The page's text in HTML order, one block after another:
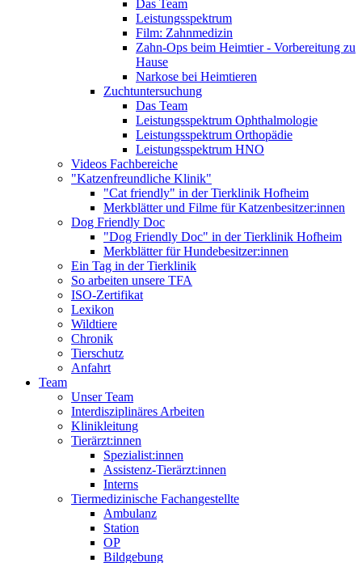
Das Team
Leistungsspektrum
Film: Zahnmedizin
Zahn-Ops beim Heimtier - Vorbereitung zu
Hause
Narkose bei Heimtieren
Zuchtuntersuchung
Das Team
Leistungsspektrum Ophthalmologie
Leistungsspektrum Orthopädie
Leistungsspektrum HNO
Videos Fachbereiche
"Katzenfreundliche Klinik"
"Cat friendly" in der Tierklinik Hofheim
Merkblätter und Filme für Katzenbesitzer:innen
Dog Friendly Doc
"Dog Friendly Doc" in der Tierklinik Hofheim
Merkblätter für Hundebesitzer:innen
Ein Tag in der Tierklinik
So arbeiten unsere TFA
ISO-Zertifikat
Lexikon
Wildtiere
Chronik
Tierschutz
Anfahrt
Team
Unser Team
Interdisziplinäres Arbeiten
Klinikleitung
Tierärzt:innen
Spezialist:innen
Assistenz-Tierärzt:innen
Interns
Tiermedizinische Fachangestellte
Ambulanz
Station
OP
Bildgebung